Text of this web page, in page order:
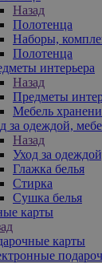
Назад
Полотенца
Наборы,
Полотенца
интерьера
Назад
Предметы
Мебель
за одеждой,
Назад
Уход за
Глажка белья
Стирка
Сушка белья
карты
карты